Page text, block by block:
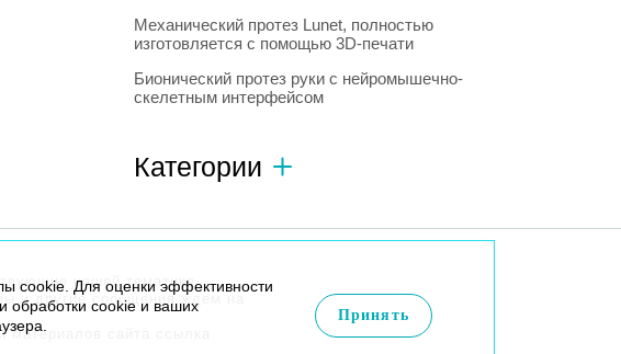
Механический протез Lunet, полностью
изготовляется с помощью 3D-печати
Бионический протез руки с нейромышечно-
скелетным интерфейсом
Категории
Искусственный интеллект 728
нашей тематике
и другие сообщения ждем на
сайта ссылка
cookie. Для оценки эффективности
обработки cookie и ваших
Принять